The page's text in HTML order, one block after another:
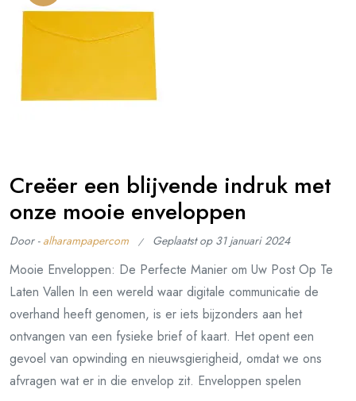
Creëer een blijvende indruk met
onze mooie enveloppen
Door - alharampapercom Geplaatst op 31 januari 2024
Mooie Enveloppen: De Perfecte Manier om Uw Post Op Te
Laten Vallen In een wereld waar digitale communicatie de
overhand heeft genomen, is er iets bijzonders aan het
ontvangen van een fysieke brief of kaart. Het opent een
gevoel van opwinding en nieuwsgierigheid, omdat we ons
afvragen wat er in die envelop zit. Enveloppen spelen